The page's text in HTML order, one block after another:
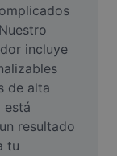
incluye
de alta
está
resultado
tu